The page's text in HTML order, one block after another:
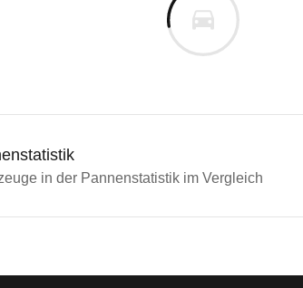
in der Pannenstatistik im Vergleich